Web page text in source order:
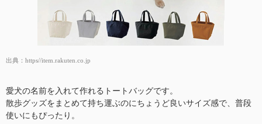
出典： https//item.rakuten.co.jp
愛犬の名前を入れて作れるトートバッグです。
散歩グッズをまとめて持ち運ぶのにちょうど良いサイズ感で、普段
使いにもぴったり。